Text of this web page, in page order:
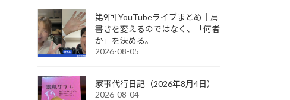
第9回 YouTubeライブまとめ｜肩
書きを変えるのではなく、「何者
か」を決める。
2026-08-05
家事代行日記（2026年8月4日）
2026-08-04